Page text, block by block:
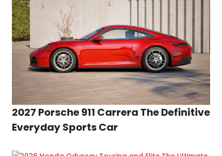
2027 Porsche 911 Carrera The Definitive
Everyday Sports Car